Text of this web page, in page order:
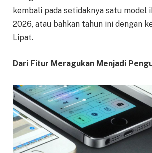
kembali pada setidaknya satu model
2026, atau bahkan tahun ini dengan
Lipat.
Dari Fitur Meragukan Menjadi